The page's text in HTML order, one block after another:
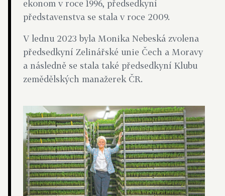
ekonom v roce 1996, předsedkyní
představenstva se stala v roce 2009.
V lednu 2023 byla Monika Nebeská zvolena
předsedkyní Zelinářské unie Čech a Moravy
a následně se stala také předsedkyní Klubu
zemědělských manažerek ČR.